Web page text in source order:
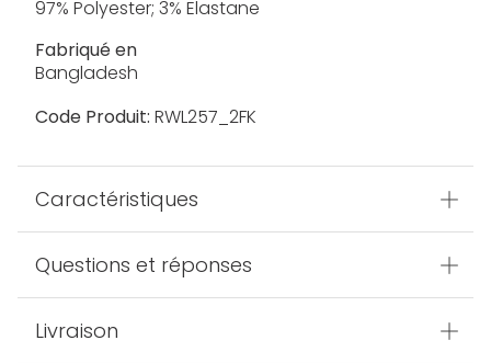
97% Polyester; 3% Elastane
Fabriqué en
Bangladesh
Code Produit: RWL257_2FK
Caractéristiques
Questions et réponses
Livraison